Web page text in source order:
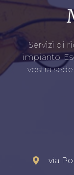
Servizi di
impianto,
vostra
via